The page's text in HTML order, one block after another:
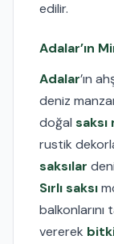
edilir.
Adalar’ın
Adalar’ın
deniz
doğal
rustik
saksılar
Sırlı saksı
balkonlarını
vererek